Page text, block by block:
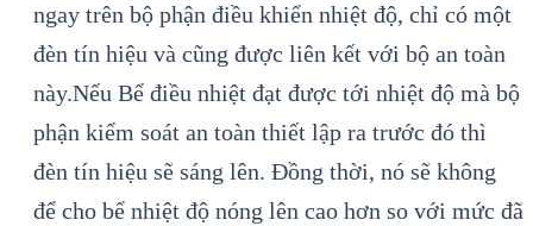
ngay trên bộ phận điều khiển nhiệt độ, chỉ có một
đèn tín hiệu và cũng được liên kết với bộ an toàn
này.Nếu Bể điều nhiệt đạt được tới nhiệt độ mà bộ
phận kiểm soát an toàn thiết lập ra trước đó thì
đèn tín hiệu sẽ sáng lên. Đồng thời, nó sẽ không
để cho bể nhiệt độ nóng lên cao hơn so với mức đã